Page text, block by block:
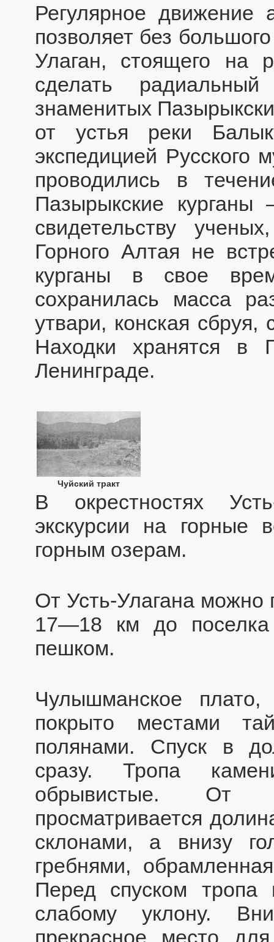
Регулярное движение
позволяет без
Улаган, стоящего на
сделать
знаменитых
от устья реки
экспедицией Русского
проводились в
Пазырыкские
свидетельству
Горного Алтая не
курганы в свое
сохранилась масса
утвари, конская
Находки хранятся в
Ленинграде.
Чуйский тракт
В окрестностях
экскурсии на горные
горным озерам.
От Усть-Улагана можно
17—18 км до поселка
пешком.
Чулышманское
покрыто местами
полянами. Спуск в
сразу. Тропа
обрывистые. От
просматривается
склонами, а внизу
гребнями,
Перед спуском тропа
слабому уклону.
прекрасное место